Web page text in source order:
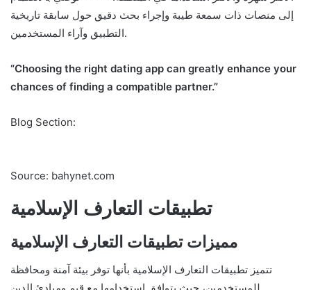
إلى منصات ذات سمعة طيبة وإجراء بحث دقيق حول سابقة تاريخية
التطبيق وآراء المستخدمين.
“Choosing the right dating app can greatly enhance your
chances of finding a compatible partner.”
Blog Section:
Source: bahynet.com
تطبيقات التعارف الإسلامية
مميزات تطبيقات التعارف الإسلامية
تتميز تطبيقات التعارف الإسلامية بأنها توفر بيئة آمنة ومحافظة